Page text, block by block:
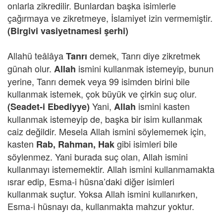
onlarla zikredilir. Bunlardan başka isimlerle
çağırmaya ve zikretmeye, İslamiyet izin vermemiştir.
(Birgivi vasiyetnamesi şerhi)
Allahü teâlâyaTanrı demek, Tanrı diye zikretmek
günah olur. Allah ismini kullanmak istemeyip, bunun
yerine, Tanrı demek veya 99 isimden birini bile
kullanmak istemek, çok büyük ve çirkin suç olur.
(Seadet-i Ebediyye) Yani, Allah ismini kasten
kullanmak istemeyip de, başka bir isim kullanmak
caiz değildir. Mesela Allah ismini söylememek için,
kasten Rab, Rahman, Hakgibi isimleri bile
söylenmez. Yani burada suç olan, Allah ismini
kullanmayı istememektir. Allah ismini kullanmamakta
ısrar edip, Esma-i hüsna’daki diğer isimleri
kullanmak suçtur. Yoksa Allah ismini kullanırken,
Esma-i hüsnayı da, kullanmakta mahzur yoktur.